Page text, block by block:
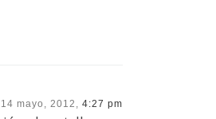
14 mayo, 2012, 4:27 pm